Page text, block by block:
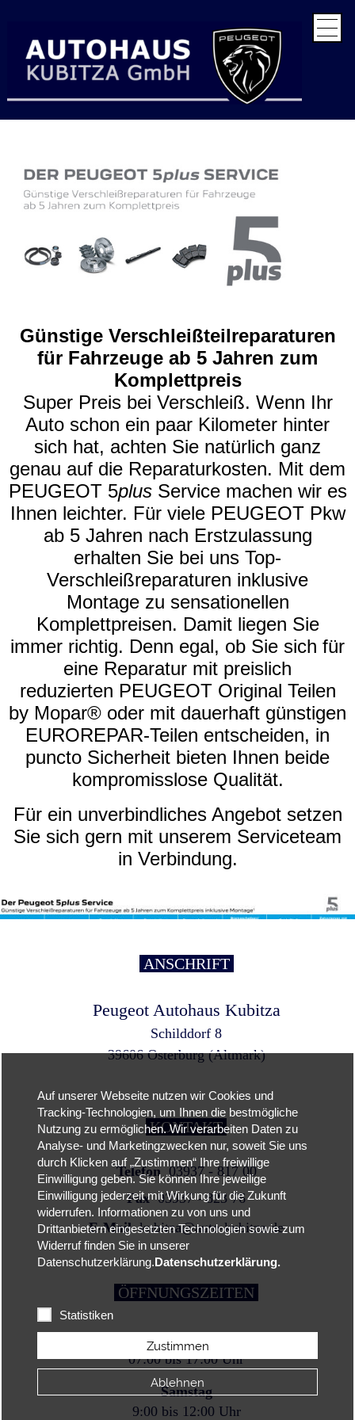
Gebrauchtwagen
Probefahrt vereinbaren
Service
Servicetermin vereinbaren
Werkstattersatzwagen
Anfahrt
Datenschutz
Impressum
Günstige Verschleißteilreparaturen
für Fahrzeuge ab 5 Jahren zum
Komplettpreis
Super Preis bei Verschleiß. Wenn Ihr
Auto schon ein paar Kilometer hinter
sich hat, achten Sie natürlich ganz
genau auf die Reparaturkosten. Mit dem
PEUGEOT 5plusService machen wir es
Ihnen leichter. Für viele PEUGEOT Pkw
ab 5 Jahren nach Erstzulassung
erhalten Sie bei uns Top-
Verschleißreparaturen inklusive
Montage zu sensationellen
Komplettpreisen. Damit liegen Sie
immer richtig. Denn egal, ob Sie sich für
eine Reparatur mit preislich
reduzierten PEUGEOT Original Teilen
by Mopar® oder mit dauerhaft günstigen
EUROREPAR-Teilen entscheiden, in
puncto Sicherheit bieten Ihnen beide
kompromisslose Qualität.
Für ein unverbindliches Angebot setzen
Sie sich gern mit unserem Serviceteam
in Verbindung.
ANSCHRIFT
Peugeot Autohaus Kubitza
Schilddorf 8
39606 Osterburg (Altmark)
KONTAKT
Telefon03937 - 817 00
Fax03937 - 823 76
E-Mailkubitza@auto-kubitza.de
ÖFFNUNGSZEITEN
Montag - Freitag
07:00 bis 17:00 Uhr
Samstag
9:00 bis 12:00 Uhr
Auf unserer Webseite nutzen wir Cookies und
Tracking-Technologien, um Ihnen die bestmögliche
Nutzung zu ermöglichen. Wir verarbeiten Daten zu
Analyse- und Marketingzwecken nur, soweit Sie uns
durch Klicken auf „Zustimmen“ Ihre freiwillige
Einwilligung geben. Sie können Ihre jeweilige
Einwilligung jederzeit mit Wirkung für die Zukunft
widerrufen. Informationen zu von uns und
Drittanbietern eingesetzten Technologien sowie zum
Widerruf finden Sie in unserer
Datenschutzerklärung. Datenschutzerklärung.
Statistiken
Zustimmen
Ablehnen